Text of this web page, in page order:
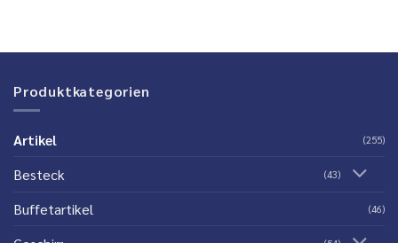
Produktkategorien
Artikel (255)
Besteck (43)
Buffetartikel (46)